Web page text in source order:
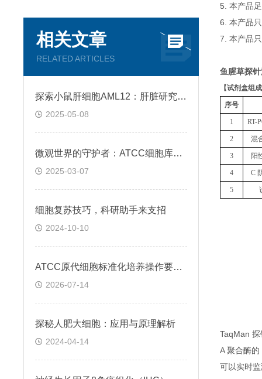
相关文章
RELATED ARTICLES
探索小鼠肝细胞AML12：肝脏研究的新窗口
2025-05-08
微观世界的守护者：ATCC细胞库的生命密码
2025-03-07
细胞复苏技巧，科研助手来支招
2024-10-10
ATCC原代细胞标准化培养操作要点与常见问题处理
2026-07-14
探秘人肥大细胞：应用与原理解析
2024-04-14
5. 本产品
6. 本产品
7. 本产品
鱼腥草探
【试剂盒组成
序号
1 RT-
2 混
3 阳
4 C
5
TaqMan
A 聚合酶
可以实时